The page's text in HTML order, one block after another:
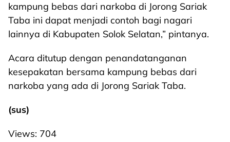
kampung bebas dari narkoba di Jorong Sariak
Taba ini dapat menjadi contoh bagi nagari
lainnya di Kabupaten Solok Selatan,” pintanya.
Acara ditutup dengan penandatanganan
kesepakatan bersama kampung bebas dari
narkoba yang ada di Jorong Sariak Taba.
(sus)
Views: 704